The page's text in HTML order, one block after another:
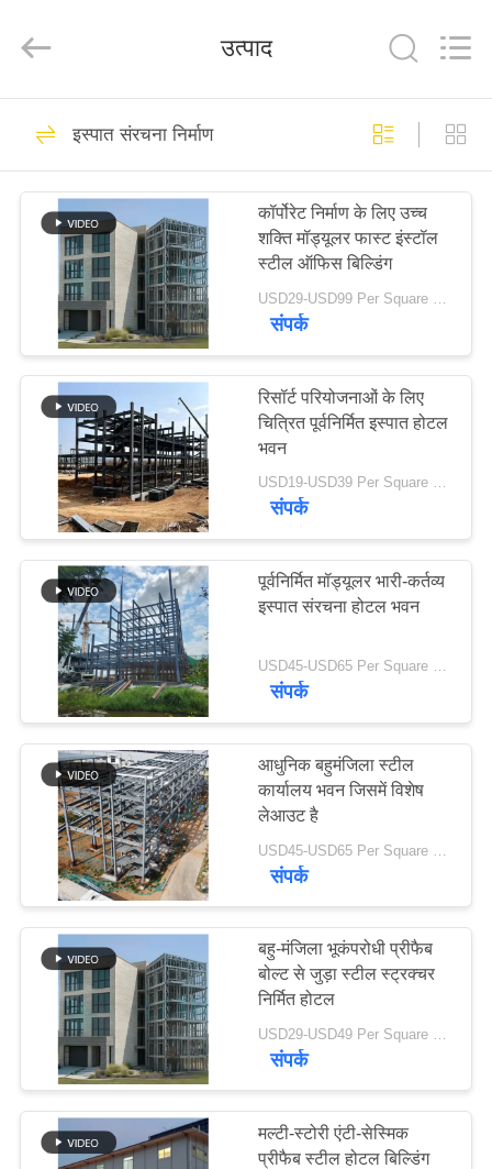
उत्पादों
वीडियो
वीआर
दिखाएँ
कारखाना
भ्रमण
गुणवत्ता
नियंत्रण
संपर्क
समाचार
समाधान
BLOG
साइटमैप
Engineering
इस्पात संरचना गोदाम
320
इस्पात संरचना कार्यशाला
175
इस्पात संरचना निर्माण
78
इस्पात संरचना निर्माण
PEB स्टील बिल्डिंग
उत्पाद
इस्पात संरचना निर्माण
कॉर्पोरेट निर्माण के लिए उच्च
शक्ति मॉड्यूलर फास्ट इंस्टॉल
स्टील ऑफिस बिल्डिंग
USD29-USD99 Per Square Meter MOQ:200 वर्ग मीटर
संपर्क
रिसॉर्ट परियोजनाओं के लिए
चित्रित पूर्वनिर्मित इस्पात होटल
भवन
USD19-USD39 Per Square Meter MOQ:200 वर्ग मीटर
संपर्क
पूर्वनिर्मित मॉड्यूलर भारी-कर्तव्य
इस्पात संरचना होटल भवन
USD45-USD65 Per Square Meter MOQ:600 वर्ग मीटर
संपर्क
आधुनिक बहुमंजिला स्टील
कार्यालय भवन जिसमें विशेष
लेआउट है
संपर्क
बहु-मंजिला भूकंपरोधी प्रीफैब
बोल्ट से जुड़ा स्टील स्ट्रक्चर
निर्मित होटल
USD29-USD49 Per Square Meter MOQ:200 वर्ग मीटर
संपर्क
मल्टी-स्टोरी एंटी-सेस्मिक
प्रीफैब स्टील होटल बिल्डिंग